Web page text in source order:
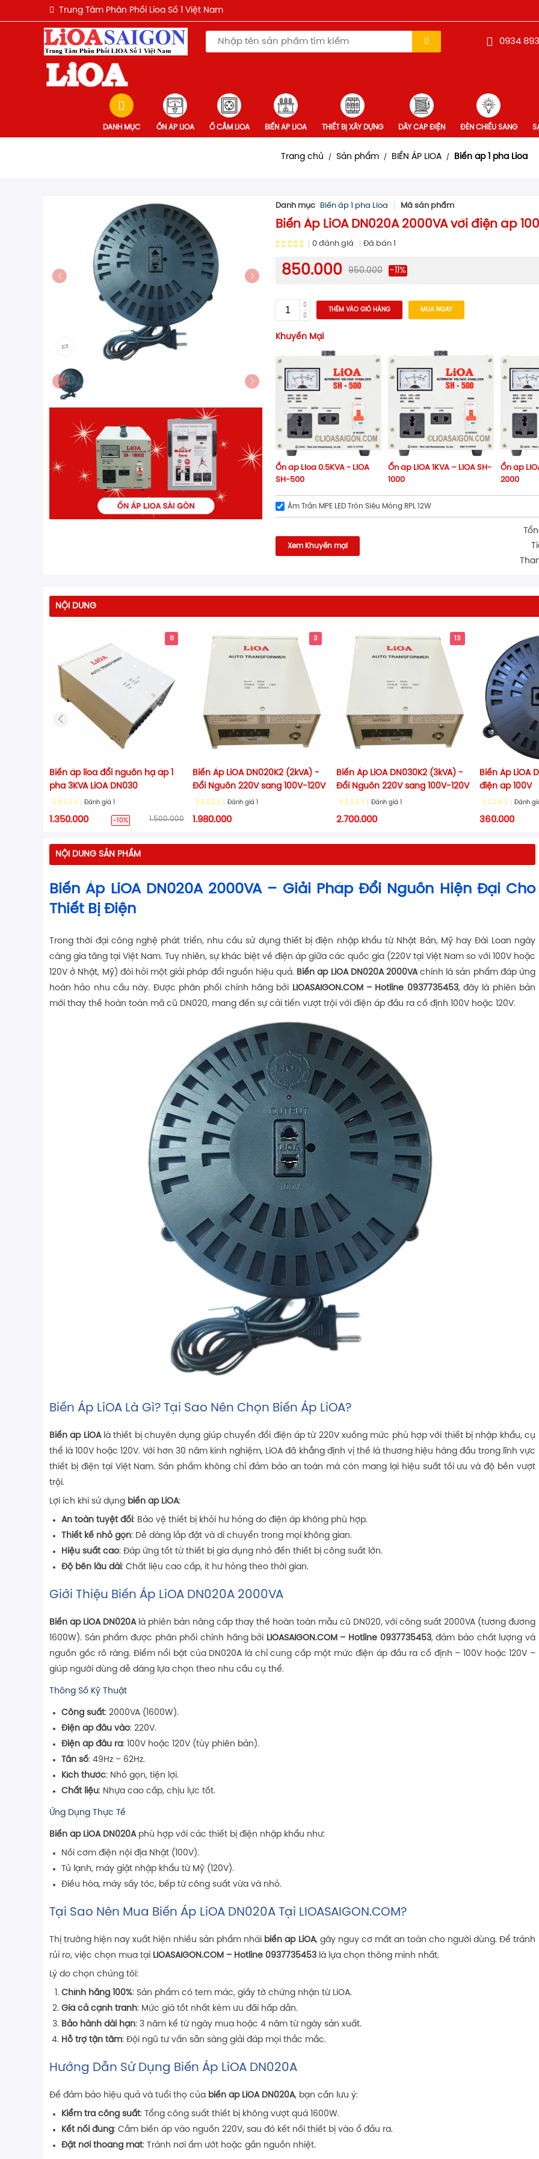
Trung Tâm Phân Phối Lioa Số 1 Việt Nam
0934
DANH MỤC ỔN ÁP LIOA Ổ CẮM LIOA BIẾN ÁP LIOA THIẾT BỊ XÂY DỰNG DÂY CÁP ĐIỆN ĐÈN CHIẾU SÁNG
Trang chủ / Sản phẩm / BIẾN ÁP LIOA / Biến áp 1 pha Lioa
Danh mục Biến áp 1 pha Lioa Mã sản phẩm
Biến Áp LiOA DN020A 2000VA với điện áp
0 đánh giá Đã bán
850.000 950.000 -11%
THÊM VÀO GIỎ HÀNG MUA NGAY
Khuyến Mại
Ổn áp Lioa 0.5KVA - LiOA
SH-500
Ổn áp LIOA 1KVA – LiOA SH-
1000
Ổn áp
2000
Âm Trần MPE LED Tròn Siêu Mỏng RPL 12W
Xem Khuyến mại
NỘI DUNG
8
Biến áp lioa đổi nguồn hạ áp 1
pha 3KVA LiOA DN030
Đánh giá 1
1.350.000 -10% 1.500.000
3
Biến Áp LiOA DN020K2 (2kVA) -
Đổi Nguồn 220V sang 100V-120V
Đánh giá 1
1.980.000
13
Biến Áp LiOA DN030K2 (3kVA) -
Đổi Nguồn 220V sang 100V-120V
Đánh giá 1
2.700.000
Biến Áp LiOA
điện áp 100V
Đánh
360.000
NỘI DUNG SẢN PHẨM
Biến Áp LiOA DN020A 2000VA – Giải Pháp Đổi Nguồn Hiện Đại Cho
Thiết Bị Điện
Trong thời đại công nghệ phát triển, nhu cầu sử dụng thiết bị điện nhập khẩu từ Nhật Bản, Mỹ hay Đài Loan ngày
càng gia tăng tại Việt Nam. Tuy nhiên, sự khác biệt về điện áp giữa các quốc gia (220V tại Việt Nam so với 100V hoặc
120V ở Nhật, Mỹ) đòi hỏi một giải pháp đổi nguồn hiệu quả. Biến áp LiOA DN020A 2000VAchính là sản phẩm đáp ứng
hoàn hảo nhu cầu này. Được phân phối chính hãng bởi LIOASAIGON.COM – Hotline 0937735453, đây là phiên bản
mới thay thế hoàn toàn mã cũ DN020, mang đến sự cải tiến vượt trội với điện áp đầu ra cố định 100V hoặc 120V.
Biến Áp LiOA Là Gì? Tại Sao Nên Chọn Biến Áp LiOA?
Biến áp LiOAlà thiết bị chuyên dụng giúp chuyển đổi điện áp từ 220V xuống mức phù hợp với thiết bị nhập khẩu, cụ
thể là 100V hoặc 120V. Với hơn 30 năm kinh nghiệm, LiOA đã khẳng định vị thế là thương hiệu hàng đầu trong lĩnh vực
thiết bị điện tại Việt Nam. Sản phẩm không chỉ đảm bảo an toàn mà còn mang lại hiệu suất tối ưu và độ bền vượt
trội.
Lợi ích khi sử dụng biến áp LiOA:
An toàn tuyệt đối: Bảo vệ thiết bị khỏi hư hỏng do điện áp không phù hợp.
Thiết kế nhỏ gọn: Dễ dàng lắp đặt và di chuyển trong mọi không gian.
Hiệu suất cao: Đáp ứng tốt từ thiết bị gia dụng nhỏ đến thiết bị công suất lớn.
Độ bền lâu dài: Chất liệu cao cấp, ít hư hỏng theo thời gian.
Giới Thiệu Biến Áp LiOA DN020A 2000VA
Biến áp LiOA DN020Alà phiên bản nâng cấp thay thế hoàn toàn mẫu cũ DN020, với công suất 2000VA (tương đương
1600W). Sản phẩm được phân phối chính hãng bởi LIOASAIGON.COM – Hotline 0937735453, đảm bảo chất lượng và
nguồn gốc rõ ràng. Điểm nổi bật của DN020A là chỉ cung cấp một mức điện áp đầu ra cố định – 100V hoặc 120V –
giúp người dùng dễ dàng lựa chọn theo nhu cầu cụ thể.
Thông Số Kỹ Thuật
Công suất: 2000VA (1600W).
Điện áp đầu vào: 220V.
Điện áp đầu ra: 100V hoặc 120V (tùy phiên bản).
Tần số: 49Hz – 62Hz.
Kích thước: Nhỏ gọn, tiện lợi.
Chất liệu: Nhựa cao cấp, chịu lực tốt.
Ứng Dụng Thực Tế
Biến áp LiOA DN020Aphù hợp với các thiết bị điện nhập khẩu như:
Nồi cơm điện nội địa Nhật (100V).
Tủ lạnh, máy giặt nhập khẩu từ Mỹ (120V).
Điều hòa, máy sấy tóc, bếp từ công suất vừa và nhỏ.
Tại Sao Nên Mua Biến Áp LiOA DN020A Tại LIOASAIGON.COM?
Thị trường hiện nay xuất hiện nhiều sản phẩm nhái biến áp LiOA, gây nguy cơ mất an toàn cho người dùng. Để tránh
rủi ro, việc chọn mua tại LIOASAIGON.COM – Hotline 0937735453 là lựa chọn thông minh nhất.
Lý do chọn chúng tôi:
Chính hãng 100%: Sản phẩm có tem mác, giấy tờ chứng nhận từ LiOA.
Giá cả cạnh tranh: Mức giá tốt nhất kèm ưu đãi hấp dẫn.
Bảo hành dài hạn: 3 năm kể từ ngày mua hoặc 4 năm từ ngày sản xuất.
Hỗ trợ tận tâm: Đội ngũ tư vấn sẵn sàng giải đáp mọi thắc mắc.
Hướng Dẫn Sử Dụng Biến Áp LiOA DN020A
Để đảm bảo hiệu quả và tuổi thọ của biến áp LiOA DN020A, bạn cần lưu ý:
Kiểm tra công suất: Tổng công suất thiết bị không vượt quá 1600W.
Kết nối đúng: Cắm biến áp vào nguồn 220V, sau đó kết nối thiết bị vào ổ đầu ra.
Đặt nơi thoáng mát: Tránh nơi ẩm ướt hoặc gần nguồn nhiệt.